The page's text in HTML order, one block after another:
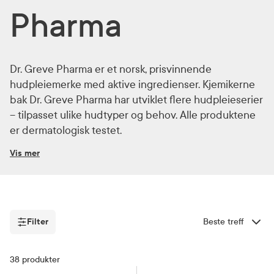
Pharma
Dr. Greve Pharma er et norsk, prisvinnende
hudpleiemerke med aktive ingredienser. Kjemikerne
bak Dr. Greve Pharma har utviklet flere hudpleieserier
– tilpasset ulike hudtyper og behov. Alle produktene
er dermatologisk testet.
Vis mer
Filter
Filter
38 produkter